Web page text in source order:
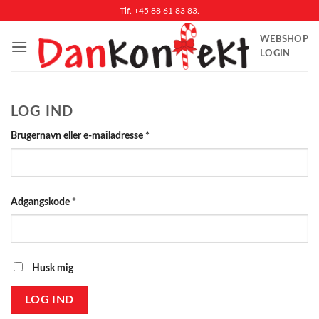
indhold
Tlf. +45 88 61 83 83.
WEBSHOP
LOGIN
LOG IND
Brugernavn eller e-mailadresse *
Adgangskode *
Husk mig
LOG IND